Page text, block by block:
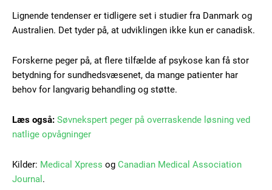
Gratis / forever
Etiam est nibh, lobortis sit
Praesent euismod ac
Ut mollis pellentesque tortor
Donec quis est ac felis
Orci varius natoque dolor
Lignende tendenser er tidligere set i studier fra Danmark og
Australien. Det tyder på, at udviklingen ikke kun er canadisk.
Forskerne peger på, at flere tilfælde af psykose kan få stor
betydning for sundhedsvæsenet, da mange patienter har
behov for langvarig behandling og støtte.
Læs også: Søvnekspert peger på overraskende løsning ved
natlige opvågninger
Kilder: Medical Xpress og Canadian Medical Association
Journal .